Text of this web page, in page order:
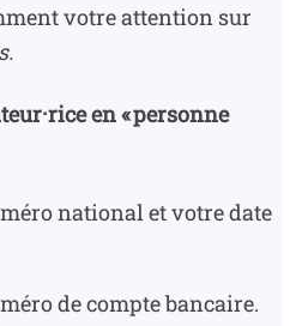
votre attention sur
en « personne
national et votre date
de compte bancaire.